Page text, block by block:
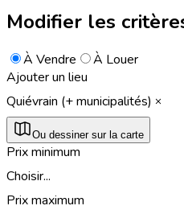
Modifier les
À Vendre
À Louer
Ajouter un lieu
Quiévrain (+ municipalités)
Ou dessiner sur la carte
Prix minimum
Choisir...
Prix maximum